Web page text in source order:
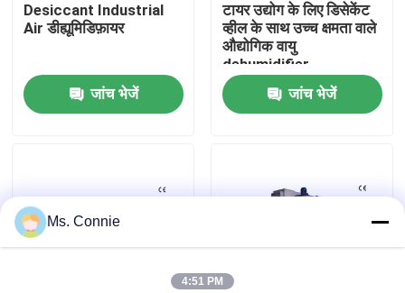
समाचार
औद्योगिक हवा dehumidifier
कम आर्द्रता dehumidifier
Desiccant Industrial
Air डीह्यूमिडिफ़ायर
जांच भेजें
टायर उद्योग के लिए डिसेकेंट
व्हील के साथ उच्च क्षमता वाले
औद्योगिक वायु
dehumidifier
जांच भेजें
Ms. Connie
4:51 PM